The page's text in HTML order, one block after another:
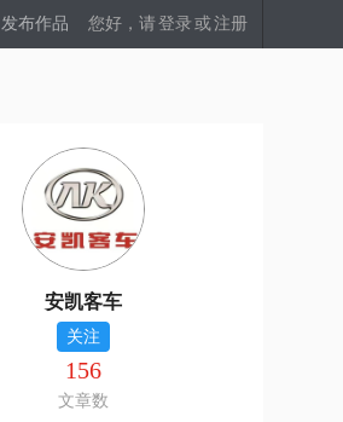
发布作品 您好，请登录 或注册
安凯客车
关注
156
文章数